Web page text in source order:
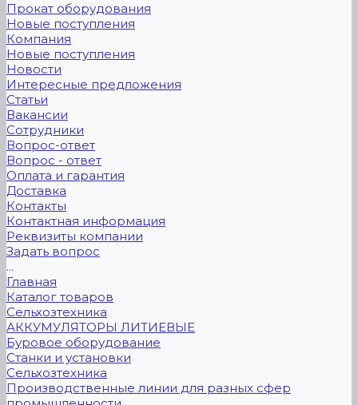
Прокат оборудования
Новые поступления
Компания
Новые поступления
Новости
Интересные предложения
Статьи
Вакансии
Сотрудники
Вопрос-ответ
Вопрос - ответ
Оплата и гарантия
Доставка
Контакты
Контактная информация
Реквизиты компании
Задать вопрос
...
Главная
Каталог товаров
Сельхозтехника
АККУМУЛЯТОРЫ ЛИТИЕВЫЕ
Буровое оборудование
Станки и установки
Сельхозтехника
Производственные линии для разных сфер